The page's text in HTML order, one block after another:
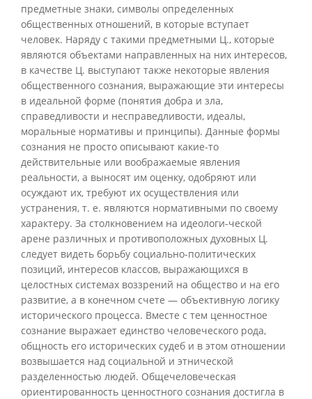
предметные знаки, символы определенных
общественных отношений, в которые вступает
человек. Наряду с такими предметными Ц., которые
являются объектами направленных на них интересов,
в качестве Ц. выступают также некоторые явления
общественного сознания, выражающие эти интересы
в идеальной форме (понятия добра и зла,
справедливости и несправедливости, идеалы,
моральные нормативы и принципы). Данные формы
сознания не просто описывают какие-то
действительные или воображаемые явления
реальности, а выносят им оценку, одобряют или
осуждают их, требуют их осуществления или
устранения, т. е. являются нормативными по своему
характеру. За столкновением на идеологи-ческой
арене различных и противоположных духовных Ц.
следует видеть борьбу социально-политических
позиций, интересов классов, выражающихся в
целостных системах воззрений на общество и на его
развитие, а в конечном счете — объективную логику
исторического процесса. Вместе с тем ценностное
сознание выражает единство человеческого рода,
общность его исторических судеб и в этом отношении
возвышается над социальной и этнической
разделенностью людей. Общечеловеческая
ориентированность ценностного сознания достигла в